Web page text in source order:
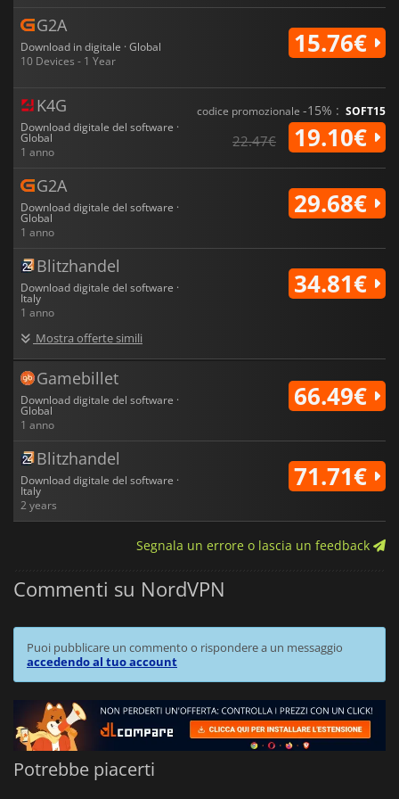
G2A
Download in digitale · Global
10 Devices - 1 Year
15.76€
K4G
Download digitale del software ·
Global
1 anno
codice promozionale -15% : SOFT15
22.47€ 19.10€
G2A
Download digitale del software ·
Global
1 anno
29.68€
Blitzhandel
Download digitale del software ·
Italy
1 anno
Mostra offerte simili
34.81€
Gamebillet
Download digitale del software ·
Global
1 anno
66.49€
Blitzhandel
Download digitale del software ·
Italy
2 years
71.71€
Segnala un errore o lascia un feedback
Commenti su NordVPN
Puoi pubblicare un commento o rispondere a un messaggio
accedendo al tuo account
Potrebbe piacerti